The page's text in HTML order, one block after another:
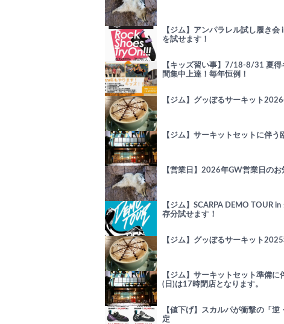
【ジム】アンパラレル試し履き会
を試せます！
【キッズ習い事】7/18-8/31 夏得
間集中上達！毎年恒例！
【ジム】グッぼるサーキット
【ジム】サーキットセットに伴う
【営業日】2026年GW営業日のお
【ジム】SCARPA DEMO TOUR
存分試せます！
【ジム】グッぼるサーキット
【ジム】サーキットセット準備
(日)は17時閉店となります。
【値下げ】スカルパが衝撃の「
定